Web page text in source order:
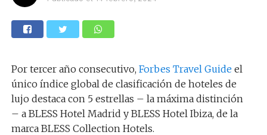
Por tercer año consecutivo, Forbes Travel Guideel
único índice global de clasificación de hoteles de
lujo destaca con 5 estrellas – la máxima distinción
– a BLESS Hotel Madrid y BLESS Hotel Ibiza, de la
marca BLESS Collection Hotels.